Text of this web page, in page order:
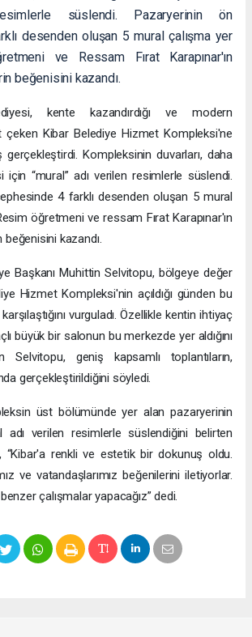
süslendi. Pazaryerinin ön
desenden oluşan 5 mural çalışma yer
ve Ressam Fırat Karapınar'ın
beğenisini kazandı.
kente kazandırdığı ve modern
çeken Kibar Belediye Hizmet Kompleksi'ne
Kompleksinin duvarları, daha
“mural” adı verilen resimlerle süslendi.
4 farklı desenden oluşan 5 mural
öğretmeni ve ressam Fırat Karapınar'ın
kazandı.
Başkanı Muhittin Selvitopu, bölgeye değer
Hizmet Kompleksi'nin açıldığı günden bu
vurguladı. Özellikle kentin ihtiyaç
büyük bir salonun bu merkezde yer aldığını
Selvitopu, geniş kapsamlı toplantıların,
gerçekleştirildiğini söyledi.
üst bölümünde yer alan pazaryerinin
adı verilen resimlerle süslendiğini belirten
“Kibar'a renkli ve estetik bir dokunuş oldu.
ve vatandaşlarımız beğenilerini iletiyorlar.
çalışmalar yapacağız” dedi.